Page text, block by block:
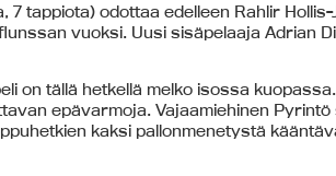
7 tappiota) odottaa edelleen Rahlir
vuoksi. Uusi sisäpelaaja Adrian
on tällä hetkellä melko isossa
epävarmoja. Vajaamiehinen
kaksi pallonmenetystä